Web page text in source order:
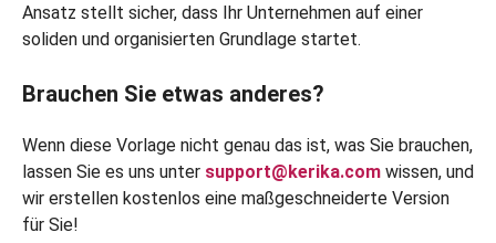
Ansatz stellt sicher, dass Ihr Unternehmen auf einer
soliden und organisierten Grundlage startet.
Brauchen Sie etwas anderes?
Wenn diese Vorlage nicht genau das ist, was Sie brauchen,
lassen Sie es uns unter support@kerika.com wissen, und
wir erstellen kostenlos eine maßgeschneiderte Version
für Sie!